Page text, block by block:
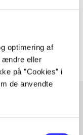
optimering af
ændre eller
på ”Cookies” i
de anvendte